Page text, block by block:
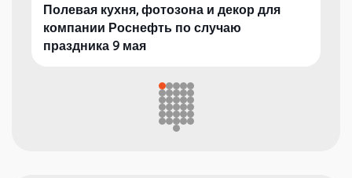
Полевая кухня, фотозона и декор для
компании Роснефть по случаю
праздника 9 мая